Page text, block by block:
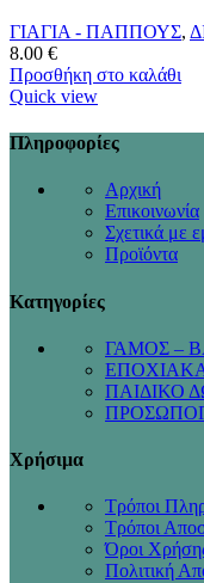
ΓΙΑΓΙΑ - ΠΑΠΠΟΥΣ,
8.00 €
Προσθήκη στο καλάθι
Quick view
Πληροφορίες
Αρχική
Επικοινωνία
Σχετικά με
Προϊόντα
Κατηγορίες
ΓΑΜΟΣ –
ΠΑΙΔΙΚΟ
Χρήσιμα
Τρόποι
Τρόποι
Όροι
Πολιτική